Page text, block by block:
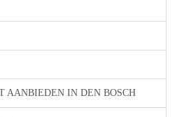
AANBIEDEN IN DEN BOSCH